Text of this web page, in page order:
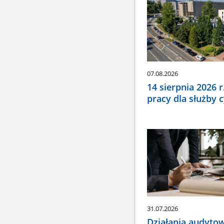
wybrać
odpowiednią
pozycję.
Dane
zaktualizują
się
07.08.2026
14 sierpnia 2026
pracy dla służby
31.07.2026